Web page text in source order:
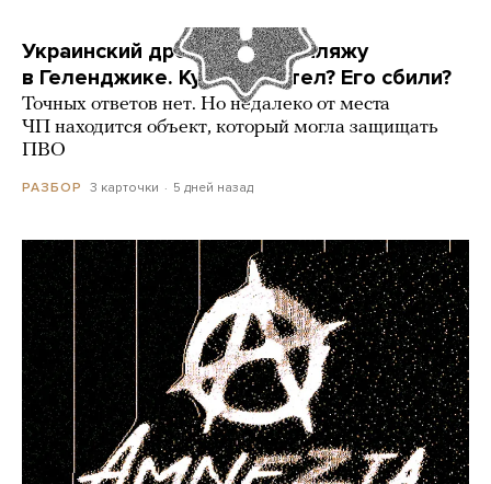
Украинский дрон попал по пляжу
в Геленджике. Куда он летел? Его сбили?
Точных ответов нет. Но недалеко от места
ЧП находится объект, который могла защищать
ПВО
РАЗБОР 3 карточки 5 дней назад